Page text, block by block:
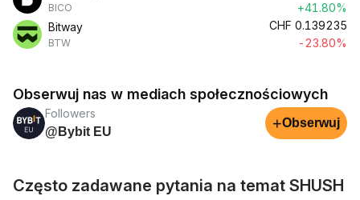
BICO
+41.80%
Bitway
BTW
CHF 0.139235
-23.80%
Obserwuj nas w mediach społecznościowych
Followers
@Bybit EU
+Obserwuj
Często zadawane pytania na temat SHUSH